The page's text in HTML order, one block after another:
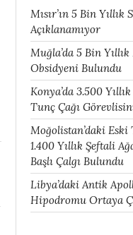
Mısır’ın 5 Bin
Açıklanamıyor
Muğla’da 5 Bin
Obsidyeni Bulundu
Konya’da 3.500
Tunç Çağı
Moğolistan’daki
1.400 Yıllık Şeftali
Başlı Çalgı Bulundu
Libya’daki Antik
Hipodromu Ortaya